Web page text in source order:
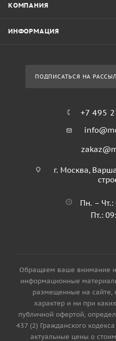
КОМПАНИЯ
ИНФОРМАЦИЯ
ПОДПИСАТЬСЯ НА
+7 495
г. Москва,
Пн. –
Пт.:
Обращаем ваше внимание
информационные
размещенные на сайте,
характер и ни при
публичной офертой,
437 (2) Гражданского
актуальные цены о